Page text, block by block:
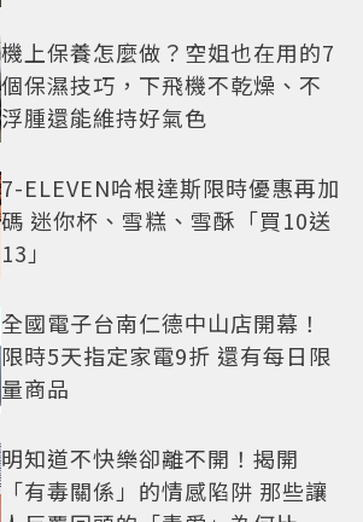
機上保養怎麼做？空姐也在用的7
個保濕技巧，下飛機不乾燥、不
浮腫還能維持好氣色
7-ELEVEN哈根達斯限時優惠再加
碼 迷你杯、雪糕、雪酥「買10送
13」
全國電子台南仁德中山店開幕！
限時5天指定家電9折 還有每日限
量商品
明知道不快樂卻離不開！揭開
「有毒關係」的情感陷阱 那些讓